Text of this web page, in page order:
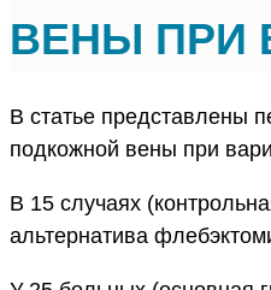
ВЕНЫ ПРИ
В статье представлены
подкожной вены при
В 15 случаях
альтернатива